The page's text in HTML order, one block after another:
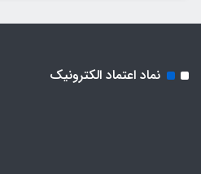
نماد اعتماد الکترونیک